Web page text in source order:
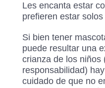
Les encanta estar
prefieren estar
Si bien tener
puede resultar una
crianza de los niños
responsabilidad)
cuidado de que no